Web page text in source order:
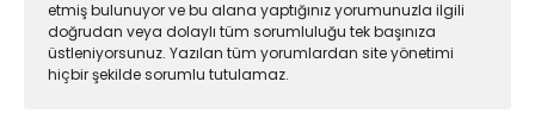
etmiş bulunuyor ve bu alana yaptığınız yorumunuzla ilgili
doğrudan veya dolaylı tüm sorumluluğu tek başınıza
üstleniyorsunuz. Yazılan tüm yorumlardan site yönetimi
hiçbir şekilde sorumlu tutulamaz.